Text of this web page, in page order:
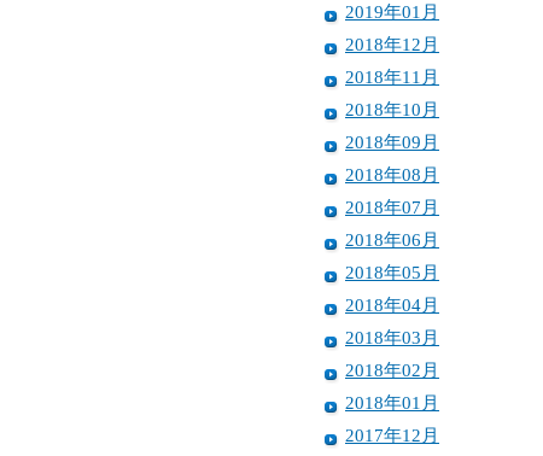
2019年01月
2018年12月
2018年11月
2018年10月
2018年09月
2018年08月
2018年07月
2018年06月
2018年05月
2018年04月
2018年03月
2018年02月
2018年01月
2017年12月